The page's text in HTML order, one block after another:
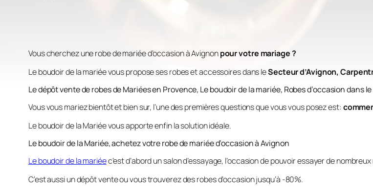
Vous cherchez une robe de mariée d’occasion à Avignonpour votre mariage ?
Le boudoir de la mariée vous propose ses robes et accessoires dans leSecteur d’Avignon,
Le dépôt vente de robes de Mariées en Provence, Le boudoir de la mariée, Robes d’occasion dans
Vous vous mariez bientôt et bien sur, l’une des premières questions que vous vous posez est:
Le boudoir de la Mariée vous apporte enfin la solution idéale.
Le boudoir de la Mariée, achetez votre robe de mariée d’occasion à Avignon
Le boudoir de la mariéec’est d’abordun salon d’essayage, l’occasion de pouvoir essayer de
C’est aussiun dépôt venteou vous trouverez des robes d’occasion jusqu’à -80%.